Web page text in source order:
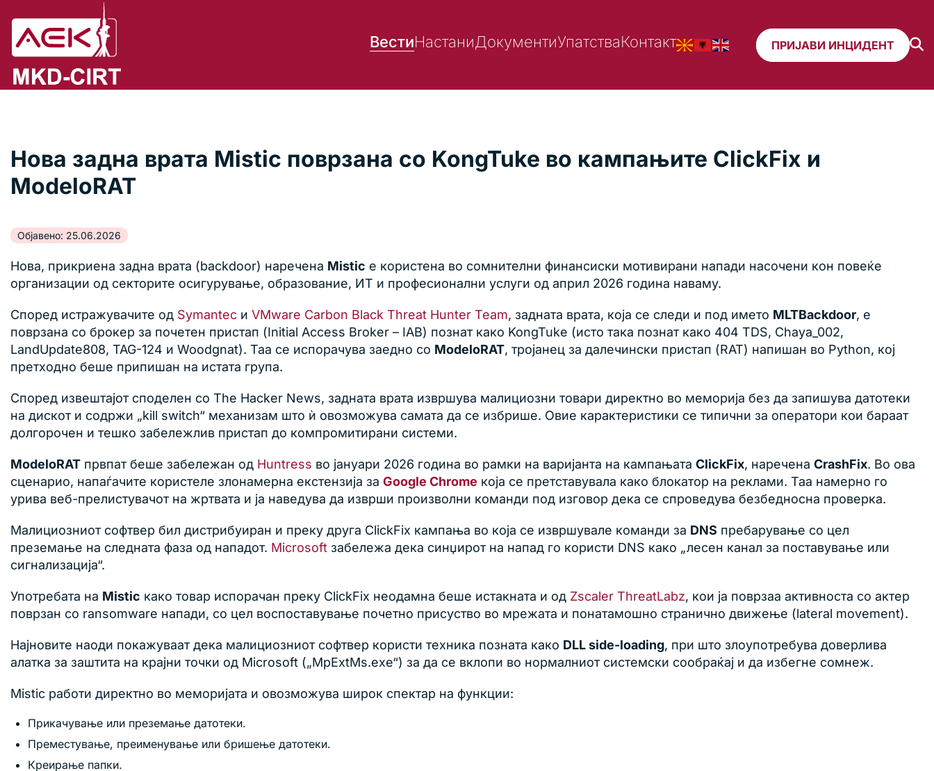
ВестиНастаниДокументиУпатстваКонтакт ПРИЈАВИ ИНЦИДЕНТ
Нова задна врата Mistic поврзана со KongTuke во кампањите ClickFix и
ModeloRAT
Објавено: 25.06.2026
Нова, прикриена задна врата (backdoor) наречена Mistic е користена во сомнителни финансиски мотивирани напади насочени кон повеќе
организации од секторите осигурување, образование, ИТ и професионални услуги од април 2026 година наваму.
Според истражувачите од Symantec и VMware Carbon Black Threat Hunter Team, задната врата, која се следи и под името MLTBackdoor, е
поврзана со брокер за почетен пристап (Initial Access Broker – IAB) познат како KongTuke (исто така познат како 404 TDS, Chaya_002,
LandUpdate808, TAG-124 и Woodgnat). Таа се испорачува заедно со ModeloRAT, тројанец за далечински пристап (RAT) напишан во Python, кој
претходно беше припишан на истата група.
Според извештајот споделен со The Hacker News, задната врата извршува малициозни товари директно во меморија без да запишува датотеки
на дискот и содржи „kill switch“ механизам што ѝ овозможува самата да се избрише. Овие карактеристики се типични за оператори кои бараат
долгорочен и тешко забележлив пристап до компромитирани системи.
ModeloRAT првпат беше забележан од Huntress во јануари 2026 година во рамки на варијанта на кампањата ClickFix, наречена CrashFix. Во ова
сценарио, напаѓачите користеле злонамерна екстензија за Google Chrome која се претставувала како блокатор на реклами. Таа намерно го
урива веб-прелистувачот на жртвата и ја наведува да изврши произволни команди под изговор дека се спроведува безбедносна проверка.
Малициозниот софтвер бил дистрибуиран и преку друга ClickFix кампања во која се извршувале команди за DNS пребарување со цел
преземање на следната фаза од нападот. Microsoft забележа дека синџирот на напад го користи DNS како „лесен канал за поставување или
сигнализација“.
Употребата на Mistic како товар испорачан преку ClickFix неодамна беше истакната и од Zscaler ThreatLabz, кои ја поврзаа активноста со актер
поврзан со ransomware напади, со цел воспоставување почетно присуство во мрежата и понатамошно странично движење (lateral movement).
Најновите наоди покажуваат дека малициозниот софтвер користи техника позната како DLL side-loading, при што злоупотребува доверлива
алатка за заштита на крајни точки од Microsoft („MpExtMs.exe“) за да се вклопи во нормалниот системски сообраќај и да избегне сомнеж.
Mistic работи директно во меморијата и овозможува широк спектар на функции:
Прикачување или преземање датотеки.
Преместување, преименување или бришење датотеки.
Креирање папки.